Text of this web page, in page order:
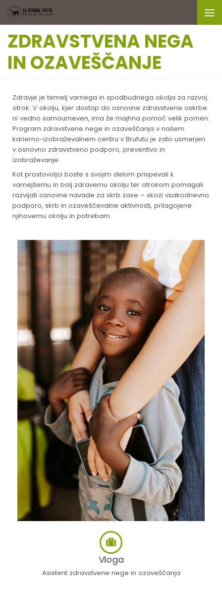
Skip to content
ZDRAVSTVENA NEGA
IN OZAVEŠČANJE
Zdravje je temelj varnega in spodbudnega okolja za razvoj
otrok. V okolju, kjer dostop do osnovne zdravstvene oskrbe
ni vedno samoumeven, ima že majhna pomoč velik pomen.
Program zdravstvene nege in ozaveščanja v našem
karierno-izobraževalnem centru v Brufutu je zato usmerjen
v osnovno zdravstveno podporo, preventivo in
izobraževanje.
Kot prostovoljci boste s svojim delom prispevali k
varnejšemu in bolj zdravemu okolju ter otrokom pomagali
razvijati osnovne navade za skrb zase – skozi vsakodnevno
podporo, skrb in ozaveščevalne aktivnosti, prilagojene
njihovemu okolju in potrebam.
Vloga
Asistent zdravstvene nege in ozaveščanja